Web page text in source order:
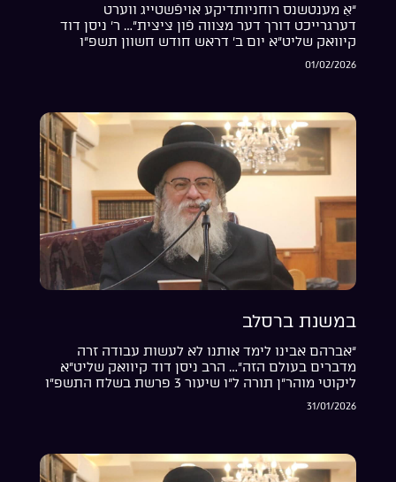
“אַ מענטשנס רוחניותדיקע אויפֿשטייג ווערט
דערגרייכט דורך דער מצווה פֿון ציצית”… ר’ ניסן דוד
קיוואק שליט”א יום ב’ דראש חודש חשוון תשפ”ו
01/02/2026
במשנת ברסלב
“אברהם אבינו לימד אותנו לא לעשות עבודה זרה
מדברים בעולם הזה”… הרב ניסן דוד קיוואק שליט”א
ליקוטי מוהר”ן תורה ל”ו שיעור 3 פרשת בשלח התשפ”ו
31/01/2026